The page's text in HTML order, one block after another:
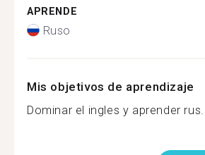
APRENDE
Ruso
Mis objetivos de aprendizaje
Dominar el ingles y aprender rus...